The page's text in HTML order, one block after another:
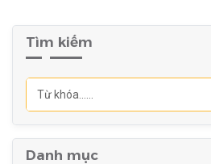
Nâng cao tính chuyên
nghiệp:Đáp ứng các tiêu
Tìm kiếm
Danh mục